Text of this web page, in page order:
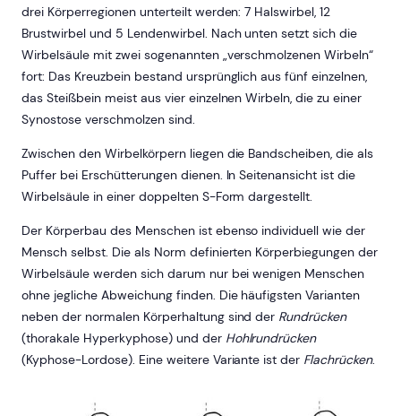
drei Körperregionen unterteilt werden: 7 Halswirbel, 12
Brustwirbel und 5 Lendenwirbel. Nach unten setzt sich die
Wirbelsäule mit zwei sogenannten „verschmolzenen Wirbeln“
fort: Das Kreuzbein bestand ursprünglich aus fünf einzelnen,
das Steißbein meist aus vier einzelnen Wirbeln, die zu einer
Synostose verschmolzen sind.
Zwischen den Wirbelkörpern liegen die Bandscheiben, die als
Puffer bei Erschütterungen dienen. In Seitenansicht ist die
Wirbelsäule in einer doppelten S-Form dargestellt.
Der Körperbau des Menschen ist ebenso individuell wie der
Mensch selbst. Die als Norm definierten Körperbiegungen der
Wirbelsäule werden sich darum nur bei wenigen Menschen
ohne jegliche Abweichung finden. Die häufigsten Varianten
neben der normalen Körperhaltung sind der Rundrücken
(thorakale Hyperkyphose) und der Hohlrundrücken
(Kyphose-Lordose). Eine weitere Variante ist der Flachrücken.